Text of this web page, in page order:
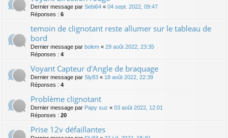
Dernier message par Sebi64 « 04 sept. 2022, 09:47
Réponses : 6
temoin de clignotant reste allumer sur le tableau de
bord
Dernier message par bolem « 29 août 2022, 23:35
Réponses : 4
Voyant Capteur d'Angle de braquage
Dernier message par Sly83 « 18 août 2022, 22:39
Réponses : 4
Problème clignotant
Dernier message par Papy suz « 03 août 2022, 12:01
Réponses : 20
Prise 12v défaillantes